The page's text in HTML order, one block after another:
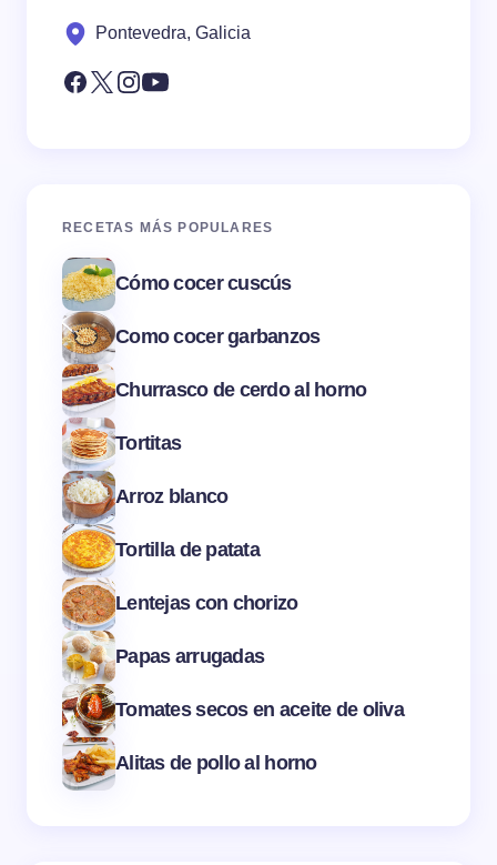
Pontevedra, Galicia
RECETAS MÁS POPULARES
Cómo cocer cuscús
Como cocer garbanzos
Churrasco de cerdo al horno
Tortitas
Arroz blanco
Tortilla de patata
Lentejas con chorizo
Papas arrugadas
Tomates secos en aceite de oliva
Alitas de pollo al horno